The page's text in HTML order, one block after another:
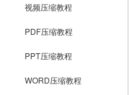
视频压缩教程
PDF压缩教程
PPT压缩教程
WORD压缩教程